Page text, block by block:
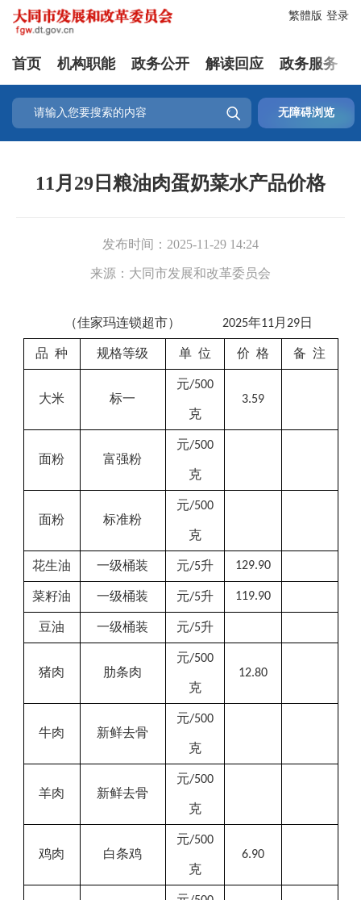
登录
繁體版
首页 机构职能 政务公开 解读回应 政务服务
 无障碍浏览
11月29日粮油肉蛋奶菜水产品价格
发布时间： 2025-11-29 14:24
来源： 大同市发展和改革委员会
（佳家玛连锁超市） 2025年11月 29日
品 种 规格等级 单 位 价 格 备 注
大米 标一
元/500
克
3.59
面粉 富强粉
元/500
克
面粉 标准粉
元/500
克
花生油 一级桶装 元/5升 129.90
菜籽油 一级桶装 元/5升 119.90
豆油 一级桶装 元/5升
猪肉 肋条肉
元/500
克
12.80
牛肉 新鲜去骨
元/500
克
羊肉 新鲜去骨
元/500
克
鸡肉 白条鸡
元/500
克
6.90